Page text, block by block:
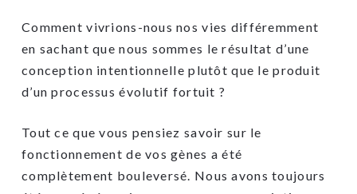
Comment vivrions-nous nos vies différemment
en sachant que nous sommes le résultat d’une
conception intentionnelle plutôt que le produit
d’un processus évolutif fortuit ?
Tout ce que vous pensiez savoir sur le
fonctionnement de vos gènes a été
complètement bouleversé. Nous avons toujours